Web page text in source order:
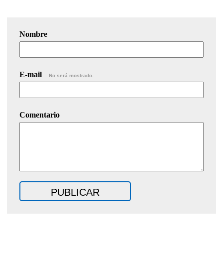
Nombre
E-mail No será mostrado.
Comentario